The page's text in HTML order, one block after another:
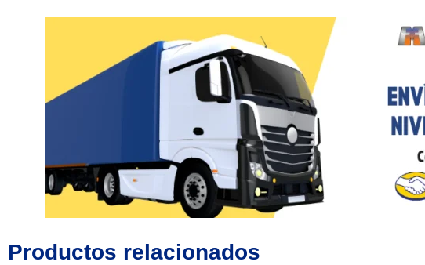
Productos relacionados